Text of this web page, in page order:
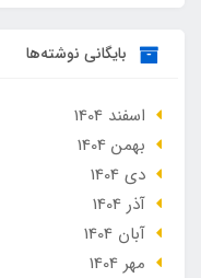
بایگانی نوشته‌ها
اسفند 1404
بهمن 1404
دی 1404
آذر 1404
آبان 1404
مهر 1404